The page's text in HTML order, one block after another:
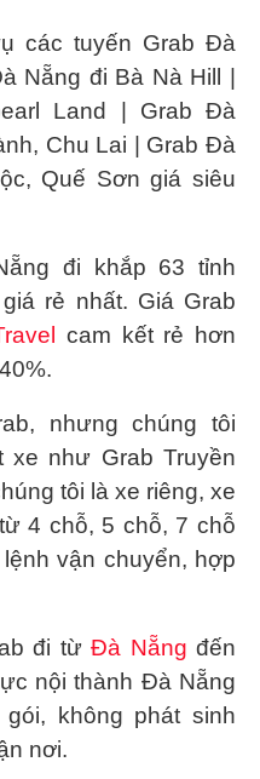
các tuyến Grab Đà
Nẵng đi Bà Nà Hill |
Land | Grab Đà
Chu Lai | Grab Đà
Quế Sơn giá siêu
đi khắp 63 tỉnh
rẻ nhất. Giá Grab
cam kết rẻ hơn
nhưng chúng tôi
xe như Grab Truyền
tôi là xe riêng, xe
4 chỗ, 5 chỗ, 7 chỗ
vận chuyển, hợp
đi từ Đà Nẵng đến
nội thành Đà Nẵng
không phát sinh
nơi.